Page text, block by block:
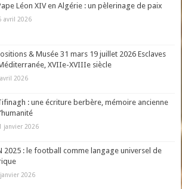
Léon XIV en Algérie : un pèlerinage de paix
avril 2026
& Musée 31 mars 19 juillet 2026 Esclaves
XVIIe-XVIIIe siècle
2026
: une écriture berbère, mémoire ancienne
janvier 2026
2025 : le football comme langage universel de
2026